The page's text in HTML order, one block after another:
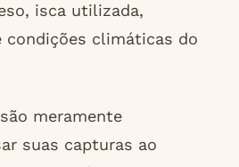
isca utilizada,
condições climáticas do
meramente
suas capturas ao